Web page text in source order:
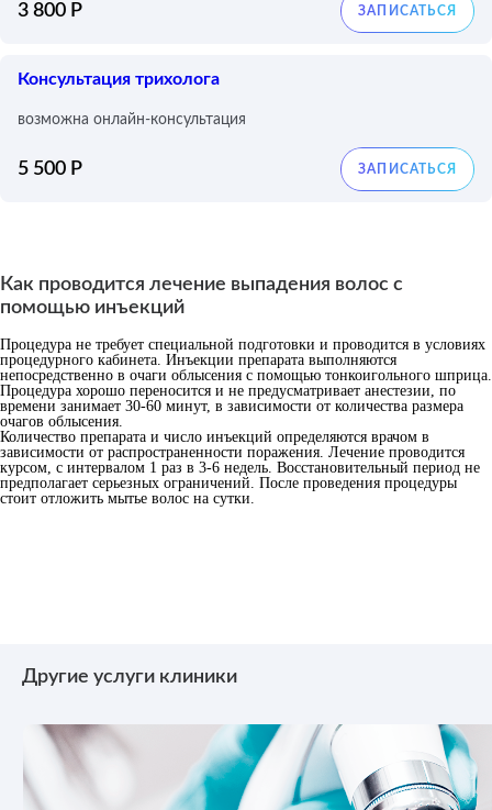
3 800 Р
Консультация трихолога
возможна онлайн-консультация
5 500 Р
Как проводится лечение выпадения волос с
помощью инъекций
Процедура не требует специальной подготовки и проводится в условиях
процедурного кабинета. Инъекции препарата выполняются
непосредственно в очаги облысения с помощью тонкоигольного шприца.
Процедура хорошо переносится и не предусматривает анестезии, по
времени занимает 30-60 минут, в зависимости от количества размера
очагов облысения.
Количество препарата и число инъекций определяются врачом в
зависимости от распространенности поражения. Лечение проводится
курсом, с интервалом 1 раз в 3-6 недель. Восстановительный период не
предполагает серьезных ограничений. После проведения процедуры
стоит отложить мытье волос на сутки.
Другие услуги клиники